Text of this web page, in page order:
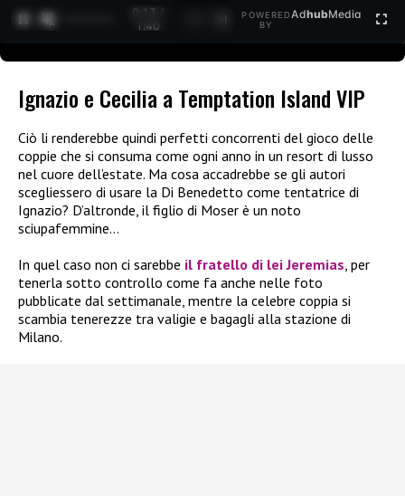
0:13 /
1:40
POWERED
BY
AdhubMedia
Ignazio e Cecilia a Temptation Island VIP
Ciò li renderebbe quindi perfetti concorrenti del gioco delle
coppie che si consuma come ogni anno in un resort di lusso
nel cuore dell’estate. Ma cosa accadrebbe se gli autori
scegliessero di usare la Di Benedetto come tentatrice di
Ignazio? D’altronde, il figlio di Moser è un noto
sciupafemmine…
In quel caso non ci sarebbe il fratello di leiJeremias, per
tenerla sotto controllo come fa anche nelle foto
pubblicate dal settimanale, mentre la celebre coppia si
scambia tenerezze tra valigie e bagagli alla stazione di
Milano.